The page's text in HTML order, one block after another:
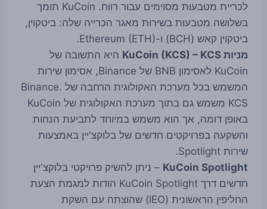
לכריית מטבעות מסוימים עבור רווח. KuCoin תומך
בשלושה מטבעות בשירות מאגר הכרייה שלה: ביטקוין,
ביטקוין קאש (BCH) ו-Ethereum (ETH).
מניות KuCoin (KCS) – KCS
היא התשובה של
KuCoin לאסימון BNB של Binance, אסימון שירות
המשמש בכל מערכת האקולוגית הרחבה של Binance.
KCS משמש גם בתוך מערכת האקולוגית של KuCoin
באופן דומה, אך הוא משמש במיוחד לתביעת הנחות
והשקעה בפרויקטים חדשים של בלוקצ'יין באמצעות
שירות Spotlight.
KuCoin Spotlight – ניתן להשיק פרויקטי בלוקצ'יין
חדשים דרך KuCoin Spotlight הודות למגמת הצעת
החליפין הראשונית (IEO) שהוצתה עם השקת